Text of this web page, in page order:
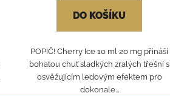
DO KOŠÍKU
POPIČ! Cherry Ice 10 ml 20 mg přináší
bohatou chuť sladkých zralých třešní s
osvěžujícím ledovým efektem pro
dokonale...